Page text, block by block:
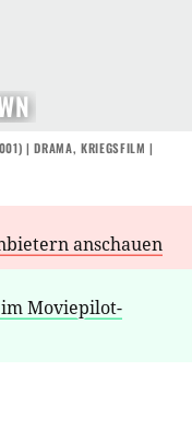
) |DRAMA,KRIEGSFILM |
anschauen
Moviepilot-